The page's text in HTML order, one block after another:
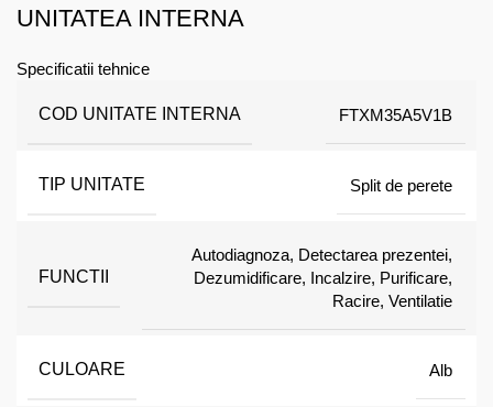
UNITATEA INTERNA
Specificatii tehnice
COD UNITATE INTERNA FTXM35A5V1B
TIP UNITATE Split de perete
FUNCTII
Autodiagnoza, Detectarea prezentei,
Dezumidificare, Incalzire, Purificare,
Racire, Ventilatie
CULOARE Alb